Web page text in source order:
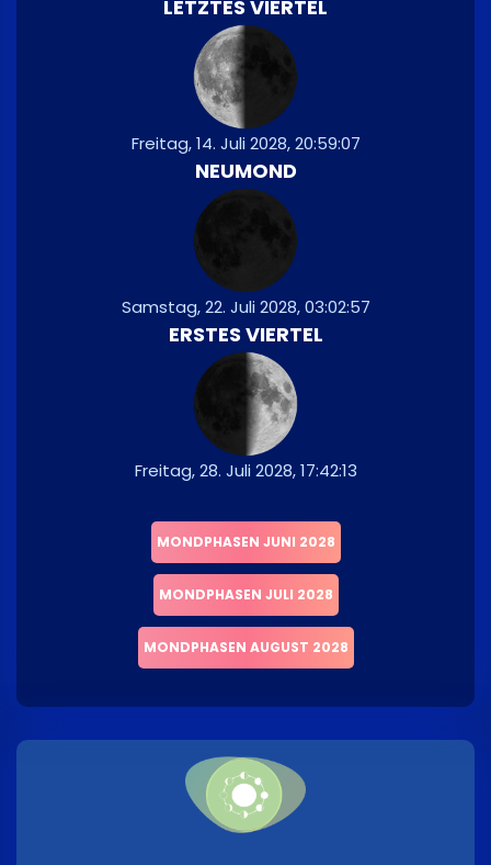
LETZTES VIERTEL
Freitag, 14. Juli 2028, 20:59:07
NEUMOND
Samstag, 22. Juli 2028, 03:02:57
ERSTES VIERTEL
Freitag, 28. Juli 2028, 17:42:13
MONDPHASEN JUNI 2028
MONDPHASEN JULI 2028
MONDPHASEN AUGUST 2028